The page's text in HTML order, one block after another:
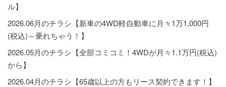
ル】
2026.06月のチラシ【新車の4WD軽自動車に月々1万1,000円
(税込)～乗れちゃう！】
2026.05月のチラシ【全部コミコミ！4WDが月々1.1万円(税込)
から】
2026.04月のチラシ【65歳以上の方もリース契約できます！】